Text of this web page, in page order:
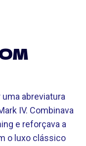
abreviatura
IV. Combinava
e reforçava a
o luxo clássico